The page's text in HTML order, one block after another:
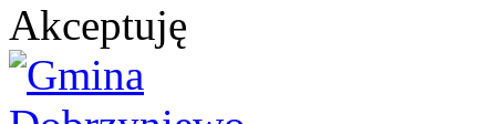
Akceptuję